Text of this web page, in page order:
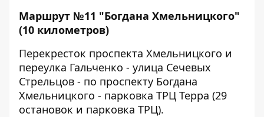
Маршрут №11 "Богдана Хмельницкого"
(10 километров)
Перекресток проспекта Хмельницкого и
переулка Гальченко - улица Сечевых
Стрельцов - по проспекту Богдана
Хмельницкого - парковка ТРЦ Терра (29
остановок и парковка ТРЦ).